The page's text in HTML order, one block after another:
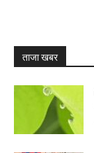
ताजा खबर